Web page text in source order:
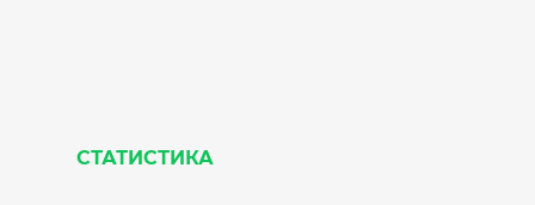
СТАТИСТИКА